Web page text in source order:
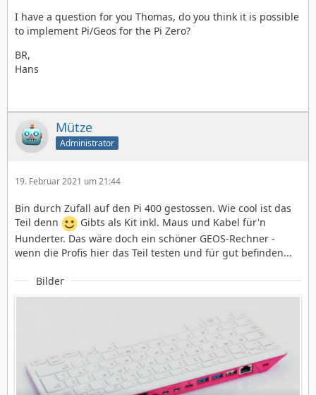
I have a question for you Thomas, do you think it is possible
to implement Pi/Geos for the Pi Zero?
BR,
Hans
Mütze
Administrator
19. Februar 2021 um 21:44
Bin durch Zufall auf den Pi 400 gestossen. Wie cool ist das
Teil denn
Gibts als Kit inkl. Maus und Kabel für'n
Hunderter. Das wäre doch ein schöner GEOS-Rechner -
wenn die Profis hier das Teil testen und für gut befinden...
Bilder